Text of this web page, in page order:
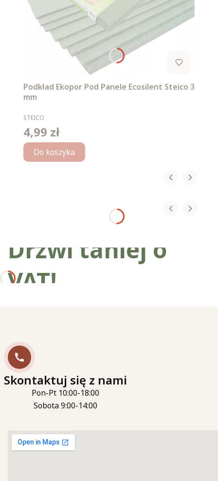
Podkład Ekopor Pod Panele Ecosilent Steico 3
mm
PRODUCENT
STEICO
Cena
4,99 zł
Do koszyka
Drzwi taniej o
VAT!
Skontaktuj się z nami
Pon-Pt 10:00-18:00